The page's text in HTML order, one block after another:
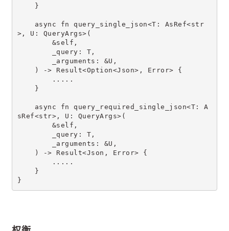
}
async fn query_single_json<T: AsRef<str
>, U: QueryArgs>(
&self,
_query: T,
_arguments: &U,
) -> Result<Option<Json>, Error> {
.....
}
async fn query_required_single_json<T: A
sRef<str>, U: QueryArgs>(
&self,
_query: T,
_arguments: &U,
) -> Result<Json, Error> {
.....
}
}